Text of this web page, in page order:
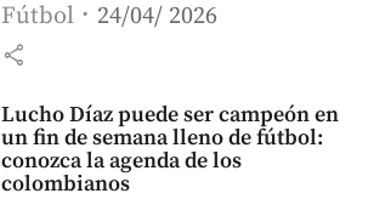
Fútbol 24/04/ 2026
share
Lucho Díaz puede ser campeón en
un fin de semana lleno de fútbol:
conozca la agenda de los
colombianos